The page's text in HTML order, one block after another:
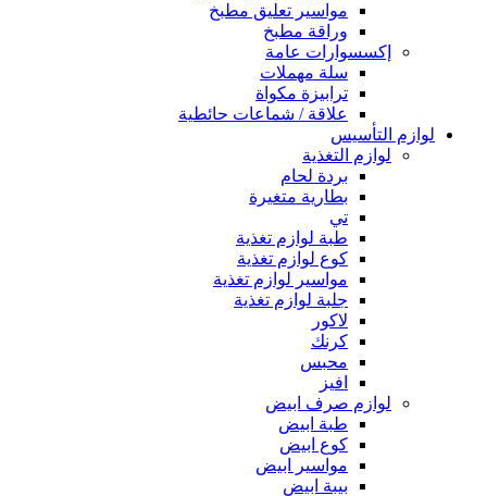
مواسير تعليق مطبخ
وراقة مطبخ
إكسسوارات عامة
سلة مهملات
ترابيزة مكواة
علاقة / شماعات حائطية
لوازم التأسيس
لوازم التغذية
بردة لحام
بطارية متغيرة
تي
طبة لوازم تغذية
كوع لوازم تغذية
مواسير لوازم تغذية
جلبة لوازم تغذية
لاكور
كرنك
محبس
افيز
لوازم صرف ابيض
طبة ابيض
كوع ابيض
مواسير ابيض
بيبة ابيض